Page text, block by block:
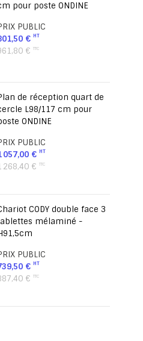
pour poste ONDINE
PUBLIC
€
€
de réception quart de
L98/117 cm pour
ONDINE
PUBLIC
057,00 €
268,40 €
CODY double face 3
mélaminé -
PUBLIC
€
€